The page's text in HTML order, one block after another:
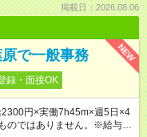
掲載日：2026.08.06
NEW
で一般事務
録・面接OK
円×実働7h45m×週5日×4
のではありません。※給与即